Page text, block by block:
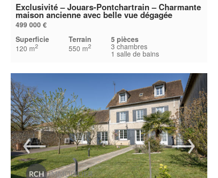
Exclusivité – Jouars-Pontchartrain – Charmante
maison ancienne avec belle vue dégagée
499 000 €
Superficie
120 m2
Terrain
550 m2
5 pièces
3 chambres
1 salle de bains